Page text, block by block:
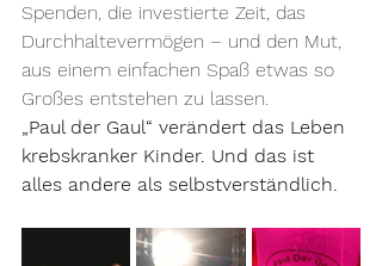
Spenden, die investierte Zeit, das
Durchhaltevermögen – und den Mut,
aus einem einfachen Spaß etwas so
Großes entstehen zu lassen.
„Paul der Gaul“ verändert das Leben
krebskranker Kinder. Und das ist
alles andere als selbstverständlich.